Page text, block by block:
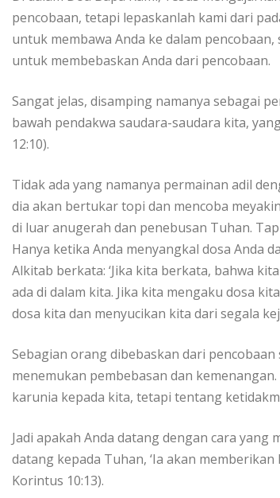
pencobaan, tetapi lepaskanlah kami dari
untuk membawa Anda ke dalam
untuk membebaskan Anda dari pencobaan.
Sangat jelas, disamping namanya sebagai
bawah pendakwa saudara-saudara kita,
12:10).
Tidak ada yang namanya permainan adil
dia akan bertukar topi dan mencoba
di luar anugerah dan penebusan Tuhan.
Hanya ketika Anda menyangkal dosa Anda
Alkitab berkata: ‘Jika kita berkata, bahwa
ada di dalam kita. Jika kita mengaku dosa
dosa kita dan menyucikan kita dari segala
Sebagian orang dibebaskan dari
menemukan pembebasan dan
karunia kepada kita, tetapi tentang
Jadi apakah Anda datang dengan cara
datang kepada Tuhan, ‘Ia akan
Korintus 10:13).